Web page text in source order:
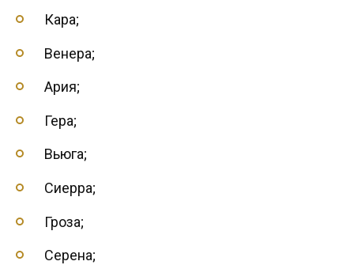
Кара;
Венера;
Ария;
Гера;
Вьюга;
Сиерра;
Гроза;
Серена;